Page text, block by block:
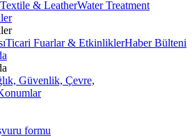
Textile & LeatherWater Treatment
Ticari Fuarlar & EtkinliklerHaber Bülteni
Güvenlik, Çevre,
formu